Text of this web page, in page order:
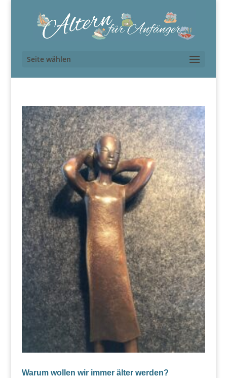
Seite wählen
Warum wollen wir immer älter werden?